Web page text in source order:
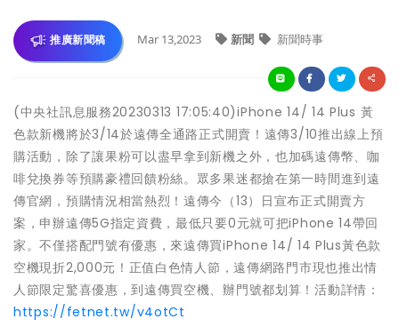
推廣新聞稿 Mar 13,2023 新聞 新聞時事
(中央社訊息服務20230313 17:05:40)iPhone 14/ 14 Plus 黃
色款新機將於3/14於遠傳全通路正式開賣！遠傳3/10推出線上預
購活動，除了讓果粉可以盡早拿到新機之外，也加碼遠傳幣、咖
啡兌換券等預購豪禮回饋粉絲。眾多果迷都搶在第一時間進到遠
傳官網，預購情況相當熱烈！遠傳今（13）日宣布正式開賣方
案，申辦遠傳5G指定資費，最低只要0元就可把iPhone 14帶回
家。不僅搭配門號有優惠，來遠傳買iPhone 14/ 14 Plus黃色款
空機現折2,000元！正值白色情人節，遠傳網路門市現也推出情
人節限定驚喜優惠，到遠傳買空機、辦門號都划算！活動詳情：
https://fetnet.tw/v4otCt